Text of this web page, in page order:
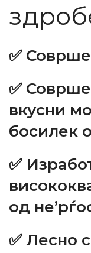
✅
✅
вкусни
босилек
✅
од
✅ Лесно